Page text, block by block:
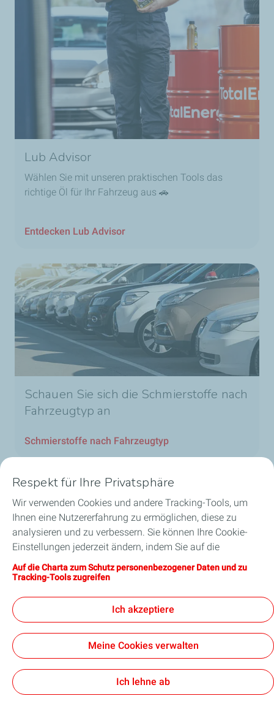
Lub Advisor
Wählen Sie mit unseren praktischen Tools das
richtige Öl für Ihr Fahrzeug aus 🚗
Entdecken Lub Advisor
Schauen Sie sich die Schmierstoffe nach
Fahrzeugtyp an
Schmierstoffe nach Fahrzeugtyp
Unsere Geschäftsbereiche in Luxemburg
Unsere Produkte
Nützliche Links
Unsere Standorte in Luxemburg
Rechtlicher Hinweis
Cookies
Respekt für Ihre Privatsphäre
Wir verwenden Cookies und andere Tracking-Tools, um
Ihnen eine Nutzererfahrung zu ermöglichen, diese zu
analysieren und zu verbessern. Sie können Ihre Cookie-
Einstellungen jederzeit ändern, indem Sie auf die
Schaltfläche „Meine Cookies verwalten“ klicken. Durch
Anklicken der Schaltfläche „Annehmen“ stimmen Sie der
„Ablehnen“ werden nur die für das reibungslose
Funktionieren der Website erforderlichen technischen
Cookies verwendet. Weitere Informationen finden Sie auf
der Seite „Charta zum Schutz personenbezogener Daten
Auf die Charta zum Schutz personenbezogener Daten und zu
Tracking-Tools zugreifen
Ich akzeptiere
Meine Cookies verwalten
Ich lehne ab